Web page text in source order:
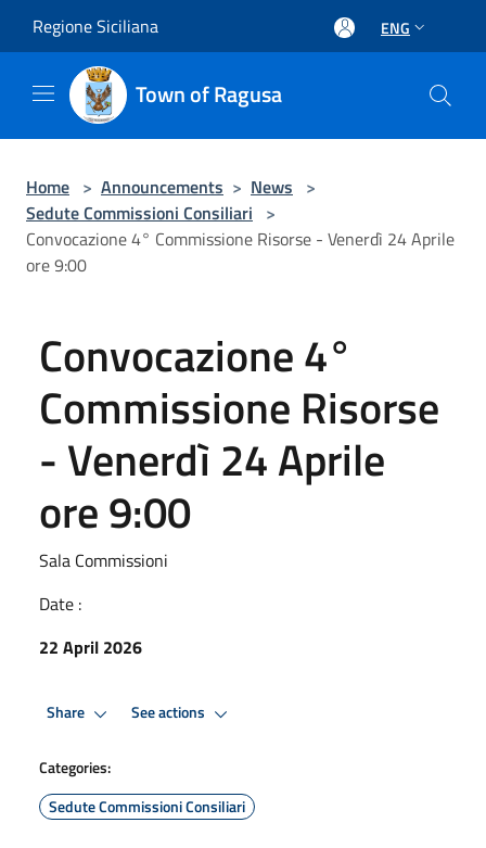
Regione Siciliana ENG
Town of Ragusa
Home > Announcements > News >
Sedute Commissioni Consiliari >
Convocazione 4° Commissione Risorse - Venerdì 24 Aprile
ore 9:00
Convocazione 4°
Commissione Risorse
- Venerdì 24 Aprile
ore 9:00
Sala Commissioni
Date :
22 April 2026
Share See actions
Categories:
Sedute Commissioni Consiliari